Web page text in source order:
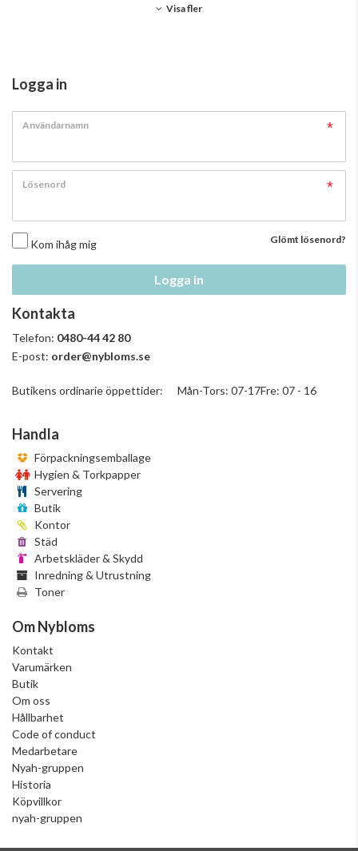
Visa fler
Logga in
Användarnamn
Lösenord
Kom ihåg mig Glömt lösenord?
Logga in
Kontakta
Telefon: 0480-44 42 80
E-post: order@nybloms.se
Butikens ordinarie öppettider: Mån-Tors: 07-17Fre: 07 - 16
Handla
Förpackningsemballage
Hygien & Torkpapper
Servering
Butik
Kontor
Städ
Arbetskläder & Skydd
Inredning & Utrustning
Toner
Om Nybloms
Kontakt
Varumärken
Butik
Om oss
Hållbarhet
Code of conduct
Medarbetare
Nyah-gruppen
Historia
Köpvillkor
nyah-gruppen